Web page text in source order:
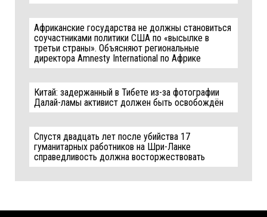
Африканские государства не должны становиться
соучастниками политики США по «высылке в
третьи страны». Объясняют региональные
директора Amnesty International по Африке
Китай: задержанный в Тибете из-за фотографии
Далай-ламы активист должен быть освобождён
Спустя двадцать лет после убийства 17
гуманитарных работников на Шри-Ланке
справедливость должна восторжествовать